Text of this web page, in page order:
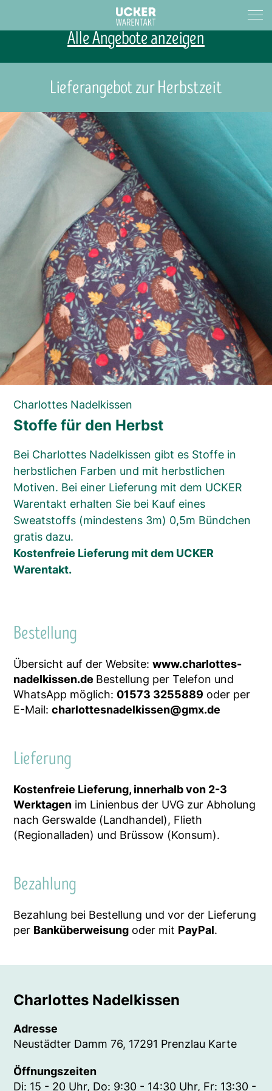
Alle Angebote anzeigen
Lieferangebot zur Herbstzeit
Charlottes Nadelkissen
Stoffe für den Herbst
Bei Charlottes Nadelkissen gibt es Stoffe in
herbstlichen Farben und mit herbstlichen
Motiven. Bei einer Lieferung mit dem UCKER
Warentakt erhalten Sie bei Kauf eines
Sweatstoffs (mindestens 3m) 0,5m Bündchen
gratis dazu.
Kostenfreie Lieferung mit dem UCKER
Warentakt.
Bestellung
Übersicht auf der Website:www.charlottes-
nadelkissen.de Bestellung per Telefon und
WhatsApp möglich: 01573 3255889 oder per
E-Mail:charlottesnadelkissen@gmx.de
Lieferung
Kostenfreie Lieferung, innerhalb von 2-3
Werktagen im Linienbus der UVG zur Abholung
nach Gerswalde (Landhandel), Flieth
(Regionalladen) und Brüssow (Konsum).
Bezahlung
Bezahlung bei Bestellung und vor der Lieferung
per Banküberweisung oder mit PayPal.
Charlottes Nadelkissen
Adresse
Neustädter Damm 76, 17291 Prenzlau Karte
Öffnungszeiten
Di: 15 - 20 Uhr, Do: 9:30 - 14:30 Uhr, Fr: 13:30 -